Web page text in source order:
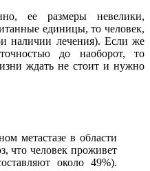
ее размеры невелики,
единицы, то человек,
наличии лечения). Если же
до наоборот, то
ждать не стоит и нужно
метастазе в области
что человек проживет
около 49%).